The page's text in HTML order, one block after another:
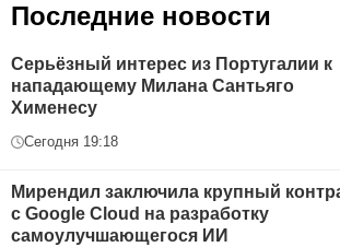
Последние новости
Серьёзный интерес из Португалии к
нападающему Милана Сантьяго
Хименесу
Сегодня 19:18
Мирендил заключила крупный
с Google Cloud на разработку
самоулучшающегося ИИ